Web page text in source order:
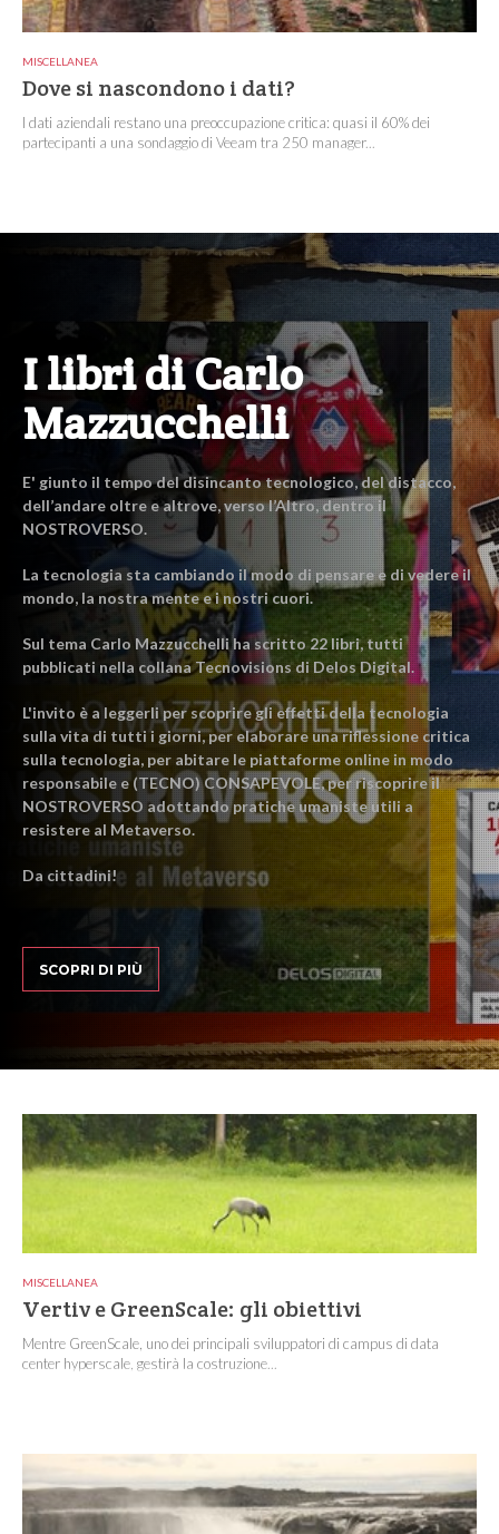
MISCELLANEA
Dove si nascondono i dati?
I dati aziendali restano una preoccupazione critica: quasi il 60% dei
partecipanti a una sondaggio di Veeam tra 250 manager...
I libri di Carlo
Mazzucchelli
E' giunto il tempo del disincanto tecnologico, del distacco,
dell’andare oltre e altrove, verso l’Altro, dentro il
NOSTROVERSO.
La tecnologia sta cambiando il modo di pensare e di vedere il
mondo, la nostra mente e i nostri cuori.
Sul tema Carlo Mazzucchelli ha scritto 22 libri, tutti
pubblicati nella collana Tecnovisions di Delos Digital.
L'invito è a leggerli per scoprire gli effetti della tecnologia
sulla vita di tutti i giorni, per elaborare una riflessione critica
sulla tecnologia, per abitare le piattaforme online in modo
responsabile e (TECNO) CONSAPEVOLE, per riscoprire il
NOSTROVERSO adottando pratiche umaniste utili a
resistere al Metaverso.
Da cittadini!
SCOPRI DI PIÙ
MISCELLANEA
Vertiv e GreenScale: gli obiettivi
Mentre GreenScale, uno dei principali sviluppatori di campus di data
center hyperscale, gestirà la costruzione...